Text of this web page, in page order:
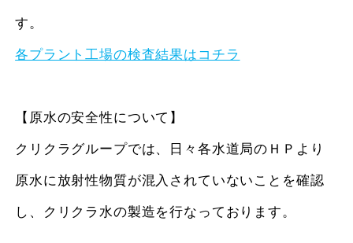
す。
各プラント工場の検査結果はコチラ
【原水の安全性について】
クリクラグループでは、日々各水道局のＨＰより
原水に放射性物質が混入されていないことを確認
し、クリクラ水の製造を行なっております。